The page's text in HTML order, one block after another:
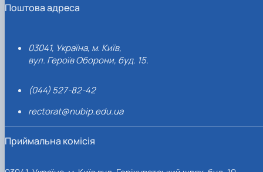
Поштова адреса
03041, Україна, м. Київ,
вул. Героїв Оборони, буд. 15.
(044) 527-82-42
rectorat@nubip.edu.ua
Приймальна комісія